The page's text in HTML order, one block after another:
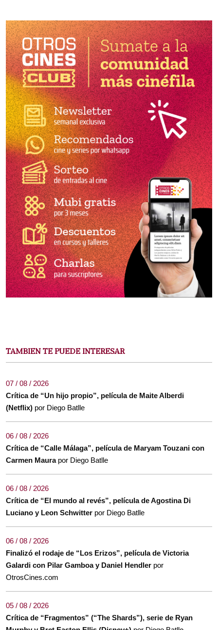
TAMBIEN TE PUEDE INTERESAR
07 / 08 / 2026
Crítica de “Un hijo propio”, película de Maite Alberdi
(Netflix) por Diego Batlle
06 / 08 / 2026
Crítica de “Calle Málaga”, película de Maryam Touzani con
Carmen Maura por Diego Batlle
06 / 08 / 2026
Crítica de “El mundo al revés”, película de Agostina Di
Luciano y Leon Schwitter por Diego Batlle
06 / 08 / 2026
Finalizó el rodaje de “Los Erizos”, película de Victoria
Galardi con Pilar Gamboa y Daniel Hendler por
OtrosCines.com
05 / 08 / 2026
Crítica de “Fragmentos” (“The Shards”), serie de Ryan